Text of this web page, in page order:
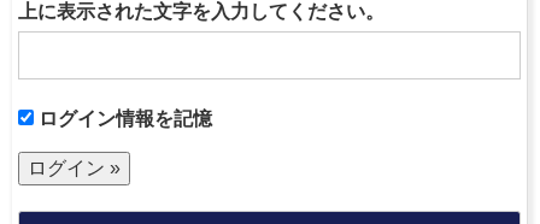
上に表示された文字を入力してください。
ログイン情報を記憶